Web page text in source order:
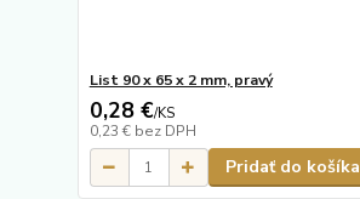
List 90 x 65 x 2 mm, pravý
0,28 €/KS
0,23 € bez DPH
Pridať do košíka